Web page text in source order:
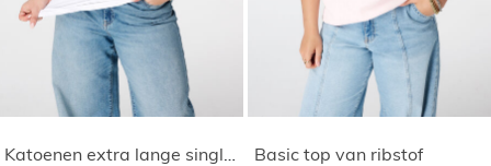
Katoenen extra lange singlet Basic top van ribstof